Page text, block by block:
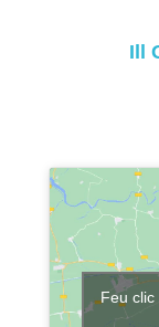
Ill
Feu clic